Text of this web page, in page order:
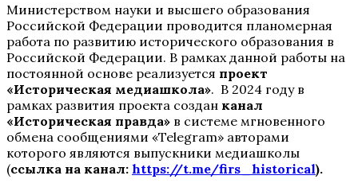
Министерством науки и высшего образования
Российской Федерации проводится планомерная
работа по развитию исторического образования в
Российской Федерации. В рамках данной работы на
постоянной основе реализуется проект
«Историческая медиашкола». В 2024 году в
рамках развития проекта создан канал
«Историческая правда» в системе мгновенного
обмена сообщениями «Telegram» авторами
которого являются выпускники медиашколы
(ссылка на канал: https://t.me/firs_historical).